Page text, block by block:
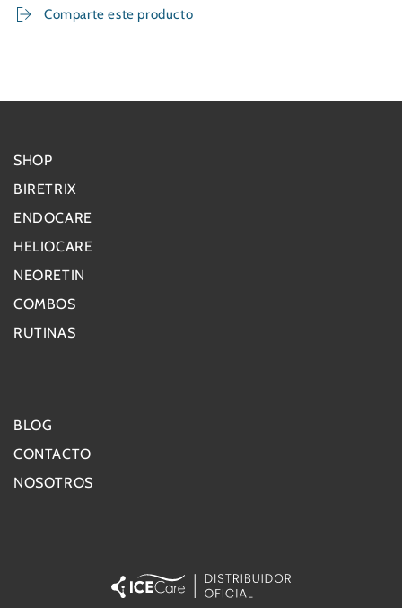
Comparte este producto
SHOP
BIRETRIX
ENDOCARE
HELIOCARE
NEORETIN
COMBOS
RUTINAS
BLOG
CONTACTO
NOSOTROS